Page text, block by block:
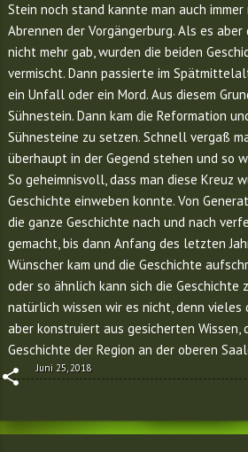
Stein noch stand kannte man auch immer
Abrennen der Vorgängerburg. Als es aber
nicht mehr gab, wurden die beiden
vermischt. Dann passierte im
ein Unfall oder ein Mord. Aus diesem
Sühnestein. Dann kam die Reformation
Sühnesteine zu setzen. Schnell vergaß
überhaupt in der Gegend stehen und so
So geheimnisvoll, dass man diese Kreuz
Geschichte einweben konnte. Von
die ganze Geschichte nach und nach
gemacht, bis dann Anfang des letzten
Wünscher kam und die Geschichte
oder so ähnlich kann sich die Geschichte
natürlich wissen wir es nicht, denn vieles
aber konstruiert aus gesicherten Wissen,
Geschichte der Region an der oberen
Juni 25, 2018